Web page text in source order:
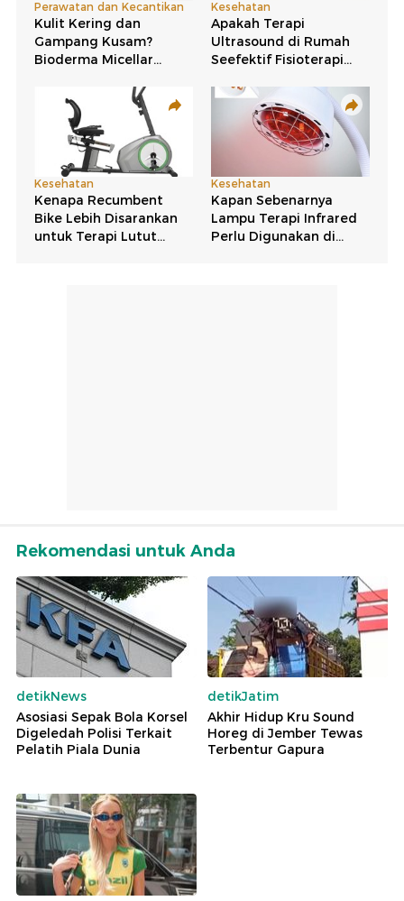
Rekomendasi untuk Anda
detikNews
Asosiasi Sepak Bola Korsel
Digeledah Polisi Terkait
Pelatih Piala Dunia
detikJatim
Akhir Hidup Kru Sound
Horeg di Jember Tewas
Terbentur Gapura